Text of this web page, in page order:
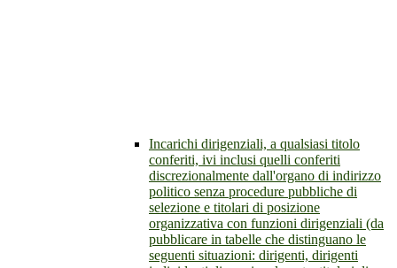
Incarichi dirigenziali, a qualsiasi titolo
conferiti, ivi inclusi quelli conferiti
discrezionalmente dall'organo di indirizzo
politico senza procedure pubbliche di
selezione e titolari di posizione
organizzativa con funzioni dirigenziali (da
pubblicare in tabelle che distinguano le
seguenti situazioni: dirigenti, dirigenti